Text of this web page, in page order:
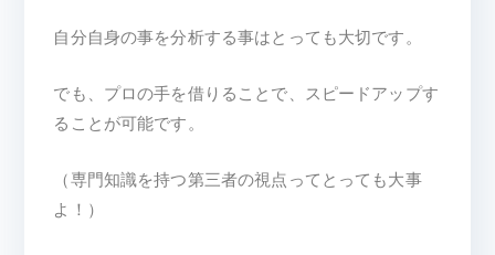
自分自身の事を分析する事はとっても大切です。
でも、プロの手を借りることで、スピードアップす
ることが可能です。
（専門知識を持つ第三者の視点ってとっても大事
よ！）